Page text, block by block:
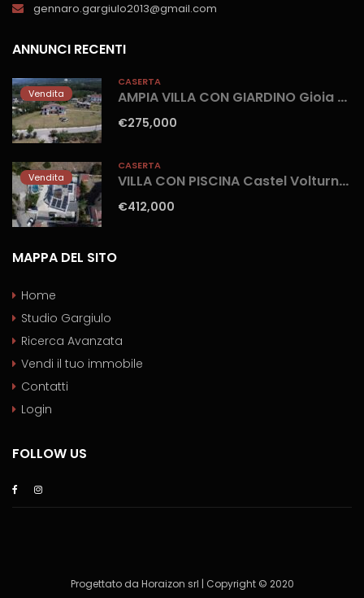
gennaro.gargiulo2013@gmail.com
ANNUNCI RECENTI
Vendita
CASERTA
AMPIA VILLA CON GIARDINO Gioia Sannitica
€275,000
Vendita
CASERTA
VILLA CON PISCINA Castel Volturno-Parco Europa
€412,000
MAPPA DEL SITO
Home
Studio Gargiulo
Ricerca Avanzata
Vendi il tuo immobile
Contatti
Login
FOLLOW US
Progettato da Horaizon srl | Copyright © 2020